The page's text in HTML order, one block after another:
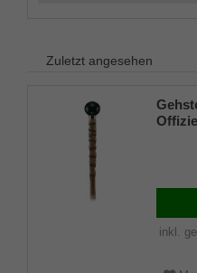
Zuletzt angesehen
aus
auf
und
inkl.